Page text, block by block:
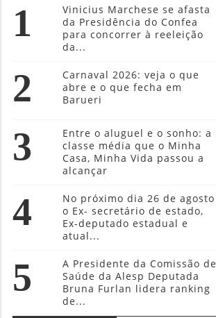
1
Vinicius Marchese se afasta
da Presidência do Confea
para concorrer à reeleição
da...
2
Carnaval 2026: veja o que
abre e o que fecha em
Barueri
3
Entre o aluguel e o sonho: a
classe média que o Minha
Casa, Minha Vida passou a
alcançar
4
No próximo dia 26 de agosto
o Ex- secretário de estado,
Ex-deputado estadual e
atual...
5
A Presidente da Comissão de
Saúde da Alesp Deputada
Bruna Furlan lidera ranking
de...